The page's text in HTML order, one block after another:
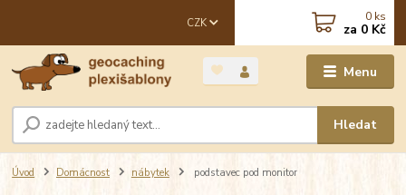
Menu
CZK
Hledat
0 ks
za 0 Kč
Úvod Domácnost nábytek podstavec pod monitor